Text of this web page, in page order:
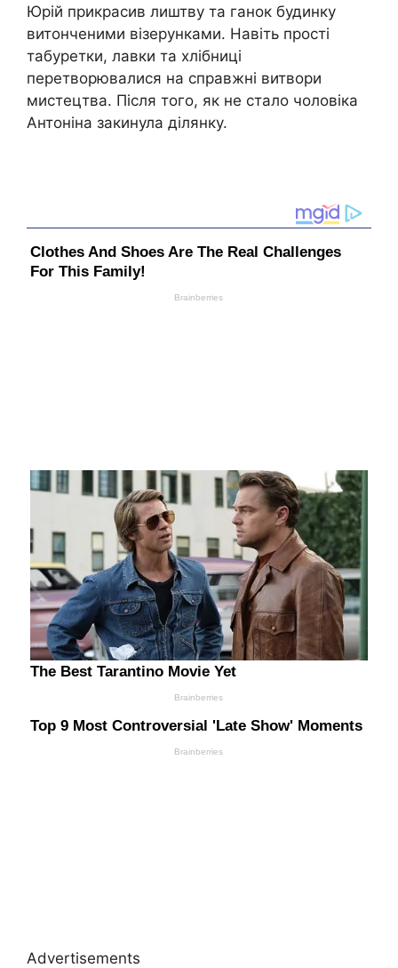
Юрій прикрасив лиштву та ганок будинку
витонченими візерунками. Навіть прості
табуретки, лавки та хлібниці
перетворювалися на справжні витвори
мистецтва. Після того, як не стало чоловіка
Антоніна закинула ділянку.
Advertisements